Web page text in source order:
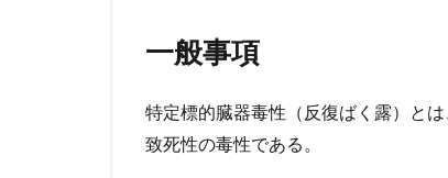
一般事項
特定標的臓器毒性（反復ばく露）と
致死性の毒性である。